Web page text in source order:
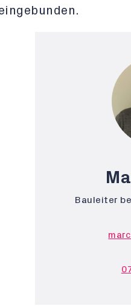
Bauleiter